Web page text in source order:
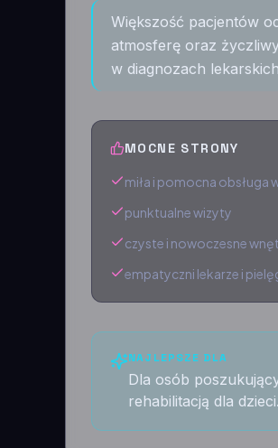
Większość pacjentów
atmosferę oraz
w diagnozach
MOCNE STRONY
miła i pomocna obsługa
punktualne wizyty
czyste i nowoczesne
empatyczni lekarze i
NAJLEPSZE DLA
Dla osób
rehabilitacją dla dzieci.